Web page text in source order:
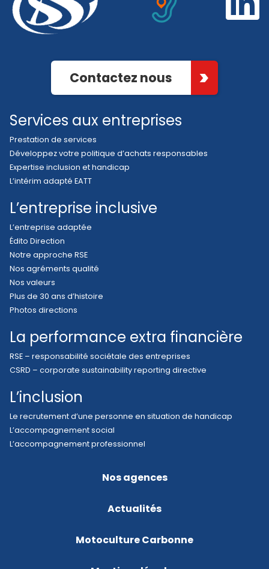
Contactez nous
Services aux entreprises
Prestation de services
Développez votre politique d’achats responsables
Expertise inclusion et handicap
L’intérim adapté EATT
L’entreprise inclusive
L’entreprise adaptée
Édito Direction
Notre approche RSE
Nos agréments qualité
Nos valeurs
Plus de 30 ans d’histoire
Photos directions
La performance extra financière
RSE – responsabilité sociétale des entreprises
CSRD – corporate sustainability reporting directive
L’inclusion
Le recrutement d’une personne en situation de handicap
L’accompagnement social
L’accompagnement professionnel
Nos agences
Actualités
Motoculture Carbonne